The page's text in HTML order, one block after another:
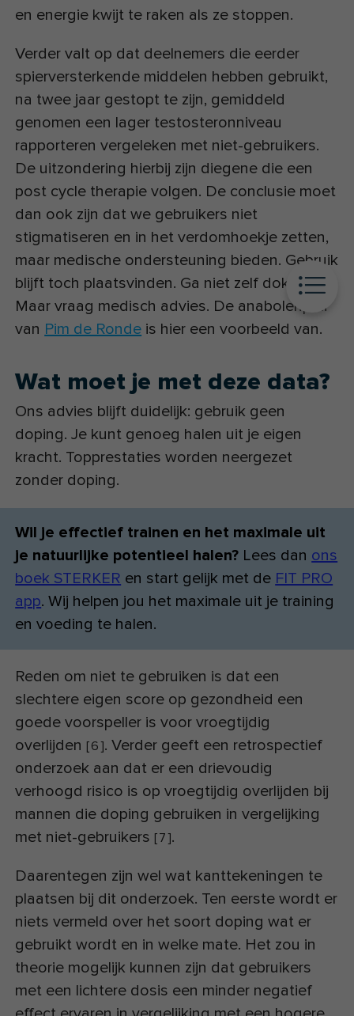
en energie kwijt te raken als ze stoppen.
Verder valt op dat deelnemers die eerder
spierversterkende middelen hebben gebruikt,
na twee jaar gestopt te zijn, gemiddeld
genomen een lager testosteronniveau
rapporteren vergeleken met niet-gebruikers.
De uitzondering hierbij zijn diegene die een
post cycle therapie volgen. De conclusie moet
dan ook zijn dat we gebruikers niet
stigmatiseren en in het verdomhoekje zetten,
maar medische ondersteuning bieden. Gebruik
blijft toch plaatsvinden. Ga niet zelf dokteren.
Maar vraag medisch advies. De anabolenpoli
van Pim de Ronde is hier een voorbeeld van.
Wat moet je met deze data?
Ons advies blijft duidelijk: gebruik geen
doping. Je kunt genoeg halen uit je eigen
kracht. Topprestaties worden neergezet
zonder doping.
Wil je effectief trainen en het maximale uit
je natuurlijke potentieel halen? Lees dan ons
boek STERKER en start gelijk met de FIT PRO
app. Wij helpen jou het maximale uit je training
en voeding te halen.
Reden om niet te gebruiken is dat een
slechtere eigen score op gezondheid een
goede voorspeller is voor vroegtijdig
overlijden [6]. Verder geeft een retrospectief
onderzoek aan dat er een drievoudig
verhoogd risico is op vroegtijdig overlijden bij
mannen die doping gebruiken in vergelijking
met niet-gebruikers [7].
Daarentegen zijn wel wat kanttekeningen te
plaatsen bij dit onderzoek. Ten eerste wordt er
niets vermeld over het soort doping wat er
gebruikt wordt en in welke mate. Het zou in
theorie mogelijk kunnen zijn dat gebruikers
met een lichtere dosis een minder negatief